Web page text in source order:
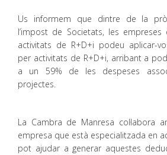
Us informem que dintre de la
l’impost de Societats, les
activitats de R+D+i podeu aplicar-
per activitats de R+D+i, arribant a
a un 59% de les despeses
projectes.
La Cambra de Manresa col·labora
empresa que està especialitzada en
pot ajudar a generar aquestes